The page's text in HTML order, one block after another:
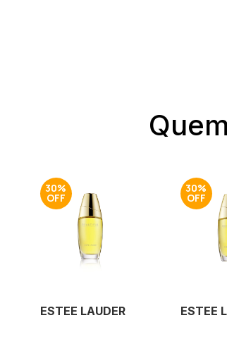
30%
ESTEE LAUDER
30%
ESTEE